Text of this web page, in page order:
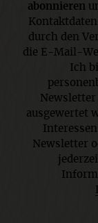
abonnieren
durch den
die E-Mail-
Ich
ausgewertet
Newsletter